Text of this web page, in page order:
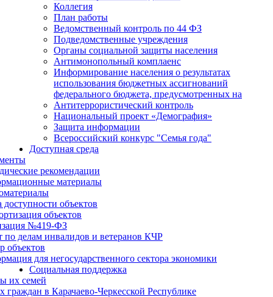
Коллегия
План работы
Ведомственный контроль по 44 ФЗ
Подведомственные учреждения
Органы социальной защиты населения
Антимонопольный комплаенс
Информирование населения о результатах
использования бюджетных ассигнований
федерального бюджета, предусмотренных на
Антитеррористический контроль
Национальный проект «Демография»
Защита информации
Всероссийский конкурс "Семья года"
Доступная среда
рекомендации
материалы
доступности объектов
объектов
№419-ФЗ
по делам инвалидов и ветеранов КЧР
объектов
для негосударственного сектора экономики
Социальная поддержка
их семей
в Карачаево-Черкесской Республике